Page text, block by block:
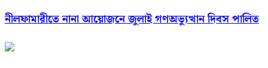
নীলফামারীতে নানা আয়োজনে জুলাই গণঅভ্যুত্থান দিবস পালিত